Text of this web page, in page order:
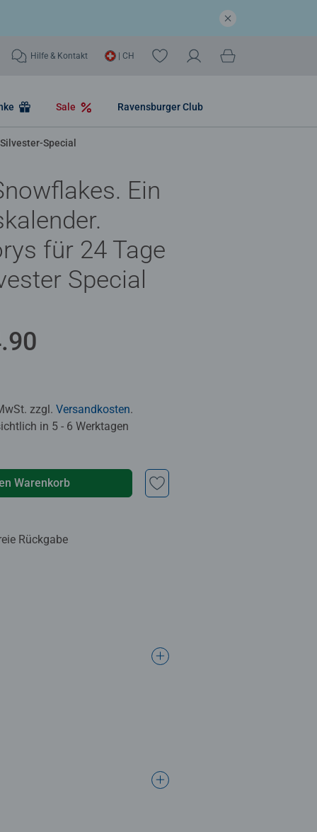
Hilfe & Kontakt | CH
Sale Ravensburger Club
Special
Ein
für 24 Tage
Special
zzgl. Versandkosten.
in 5 - 6 Werktagen
Warenkorb
Rückgabe